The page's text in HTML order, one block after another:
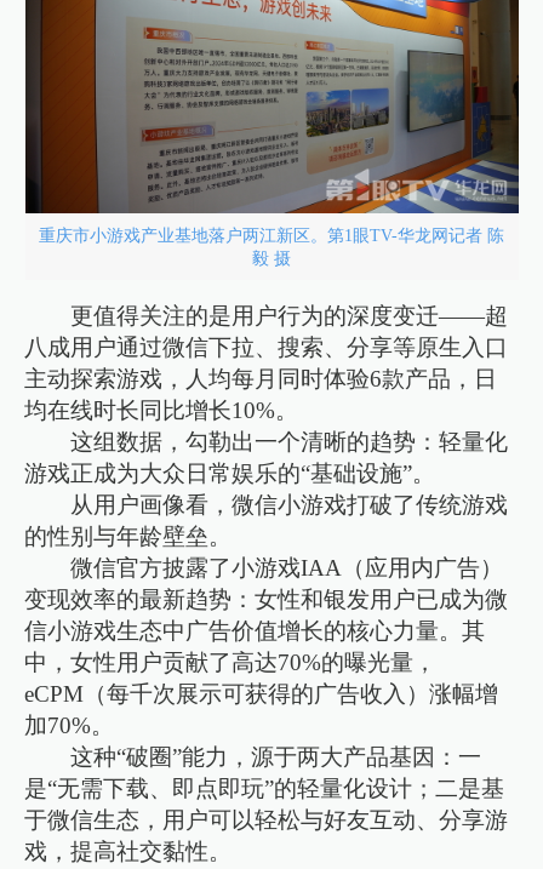
重庆市小游戏产业基地落户两江新区。第1眼TV-华龙网记者 陈
毅 摄
更值得关注的是用户行为的深度变迁——超
八成用户通过微信下拉、搜索、分享等原生入口
主动探索游戏，人均每月同时体验6款产品，日
均在线时长同比增长10%。
这组数据，勾勒出一个清晰的趋势：轻量化
游戏正成为大众日常娱乐的“基础设施”。
从用户画像看，微信小游戏打破了传统游戏
的性别与年龄壁垒。
微信官方披露了小游戏IAA（应用内广告）
变现效率的最新趋势：女性和银发用户已成为微
信小游戏生态中广告价值增长的核心力量。其
中，女性用户贡献了高达70%的曝光量，
eCPM（每千次展示可获得的广告收入）涨幅增
加70%。
这种“破圈”能力，源于两大产品基因：一
是“无需下载、即点即玩”的轻量化设计；二是基
于微信生态，用户可以轻松与好友互动、分享游
戏，提高社交黏性。